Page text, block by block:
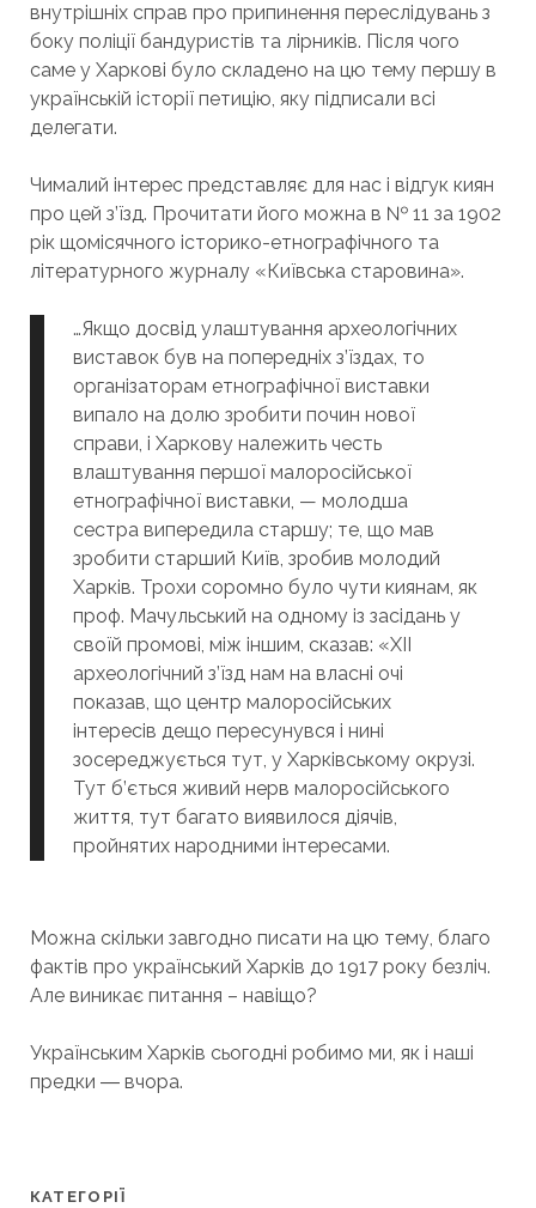
внутрішніх справ про припинення переслідувань з
боку поліції бандуристів та лірників. Після чого
саме у Харкові було складено на цю тему першу в
українській історії петицію, яку підписали всі
делегати.
Чималий інтерес представляє для нас і відгук киян
про цей з’їзд. Прочитати його можна в № 11 за 1902
рік щомісячного історико-етнографічного та
літературного журналу «Київська старовина».
…Якщо ​​досвід улаштування археологічних
виставок був на попередніх з’їздах, то
організаторам етнографічної виставки
випало на долю зробити почин нової
справи, і Харкову належить честь
влаштування першої малоросійської
етнографічної виставки, — молодша
сестра випередила старшу; те, що мав
зробити старший Київ, зробив молодий
Харків. Трохи соромно було чути киянам, як
проф. Мачульський на одному із засідань у
своїй промові, між іншим, сказав: «XII
археологічний з’їзд нам на власні очі
показав, що центр малоросійських
інтересів дещо пересунувся і нині
зосереджується тут, у Харківському окрузі.
Тут б’ється живий нерв малоросійського
життя, тут багато виявилося діячів,
пройнятих народними інтересами.
Можна скільки завгодно писати на цю тему, благо
фактів про український Харків до 1917 року безліч.
Але виникає питання – навіщо?
Українським Харків сьогодні робимо ми, як і наші
предки ― вчора.
КАТЕГОРІЇ